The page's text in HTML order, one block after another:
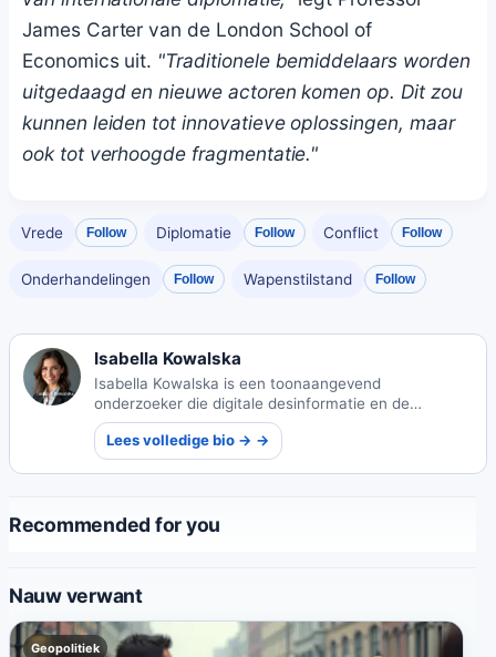
James Carter van de London School of
Economics uit. "Traditionele bemiddelaars worden
uitgedaagd en nieuwe actoren komen op. Dit zou
kunnen leiden tot innovatieve oplossingen, maar
ook tot verhoogde fragmentatie."
Vrede Follow Diplomatie Follow Conflict Follow
Onderhandelingen Follow Wapenstilstand Follow
Isabella Kowalska
Isabella Kowalska is een toonaangevend
onderzoeker die digitale desinformatie en de
maatschappelijke impact ervan onderzoekt. Haar
baanbrekende werk helpt bij het bestrijden van valse
informatie in ons digitale tijdperk.
Lees volledige bio → →
Recommended for you
Nauw verwant
Geopolitiek